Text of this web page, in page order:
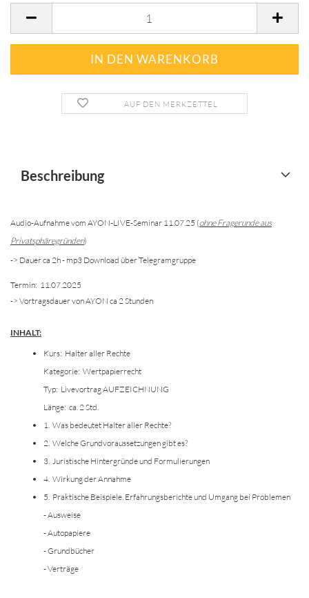
AUF DEN MERKZETTEL
Beschreibung
Audio-Aufnahme vom AYON-LIVE-Seminar 11.07.25 (ohne Fragerunde aus
Privatsphäregründen)
-> Dauer ca 2h - mp3 Download über Telegramgruppe
Termin: 11.07.2025
-> Vortragsdauer von AYON ca 2 Stunden
INHALT:
Kurs: Halter aller Rechte
Kategorie: Wertpapierrecht
Typ: Livevortrag AUFZEICHNUNG
Länge: ca. 2 Std.
1. Was bedeutet Halter aller Rechte?
2. Welche Grundvoraussetzungen gibt es?
3. Juristische Hintergründe und Formulierungen
4. Wirkung der Annahme
5. Praktische Beispiele, Erfahrungsberichte und Umgang bei Problemen
- Ausweise
- Autopapiere
- Grundbücher
- Verträge